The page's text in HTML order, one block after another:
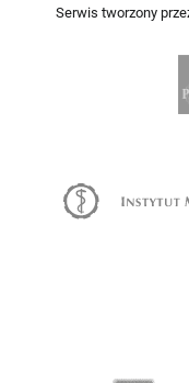
Serwis tworzony